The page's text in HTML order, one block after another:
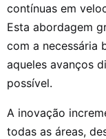
contínuas em
Esta abordagem
com a necessária
aqueles avanços
possível.
A inovação
todas as áreas,